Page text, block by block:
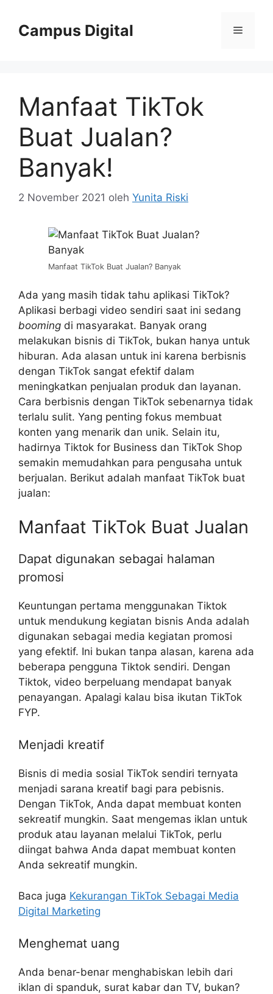
Campus Digital Menu
Manfaat TikTok
Buat Jualan?
Banyak!
2 November 2021 oleh Yunita Riski
Manfaat TikTok Buat Jualan? Banyak
Ada yang masih tidak tahu aplikasi TikTok?
Aplikasi berbagi video sendiri saat ini sedang
booming di masyarakat. Banyak orang
melakukan bisnis di TikTok, bukan hanya untuk
hiburan. Ada alasan untuk ini karena berbisnis
dengan TikTok sangat efektif dalam
meningkatkan penjualan produk dan layanan.
Cara berbisnis dengan TikTok sebenarnya tidak
terlalu sulit. Yang penting fokus membuat
konten yang menarik dan unik. Selain itu,
hadirnya Tiktok for Business dan TikTok Shop
semakin memudahkan para pengusaha untuk
berjualan. Berikut adalah manfaat TikTok buat
jualan:
Manfaat TikTok Buat Jualan
Dapat digunakan sebagai halaman
promosi
Keuntungan pertama menggunakan Tiktok
untuk mendukung kegiatan bisnis Anda adalah
digunakan sebagai media kegiatan promosi
yang efektif. Ini bukan tanpa alasan, karena ada
beberapa pengguna Tiktok sendiri. Dengan
Tiktok, video berpeluang mendapat banyak
penayangan. Apalagi kalau bisa ikutan TikTok
FYP.
Menjadi kreatif
Bisnis di media sosial TikTok sendiri ternyata
menjadi sarana kreatif bagi para pebisnis.
Dengan TikTok, Anda dapat membuat konten
sekreatif mungkin. Saat mengemas iklan untuk
produk atau layanan melalui TikTok, perlu
diingat bahwa Anda dapat membuat konten
Anda sekreatif mungkin.
Baca juga Kekurangan TikTok Sebagai Media
Digital Marketing
Menghemat uang
Anda benar-benar menghabiskan lebih dari
iklan di spanduk, surat kabar dan TV, bukan?